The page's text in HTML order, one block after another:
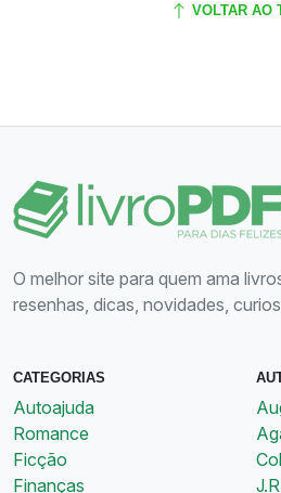
VOLTAR AO
O melhor site para quem ama
resenhas, dicas, novidades,
CATEGORIAS
Autoajuda
Romance
Ficção
Finanças